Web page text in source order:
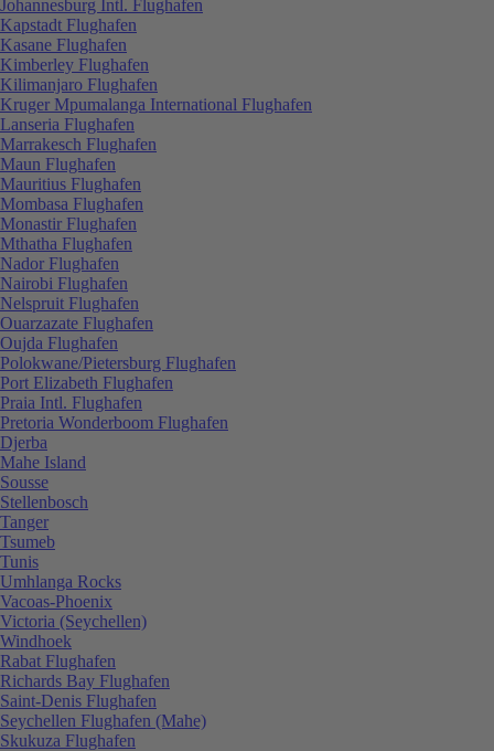
Johannesburg Intl. Flughafen
Kapstadt Flughafen
Kasane Flughafen
Kimberley Flughafen
Kilimanjaro Flughafen
Kruger Mpumalanga International Flughafen
Lanseria Flughafen
Marrakesch Flughafen
Maun Flughafen
Mauritius Flughafen
Mombasa Flughafen
Monastir Flughafen
Mthatha Flughafen
Nador Flughafen
Nairobi Flughafen
Nelspruit Flughafen
Ouarzazate Flughafen
Oujda Flughafen
Polokwane/Pietersburg Flughafen
Port Elizabeth Flughafen
Praia Intl. Flughafen
Pretoria Wonderboom Flughafen
Djerba
Mahe Island
Sousse
Stellenbosch
Tanger
Tsumeb
Tunis
Umhlanga Rocks
Vacoas-Phoenix
Victoria (Seychellen)
Windhoek
Rabat Flughafen
Richards Bay Flughafen
Saint-Denis Flughafen
Seychellen Flughafen (Mahe)
Skukuza Flughafen